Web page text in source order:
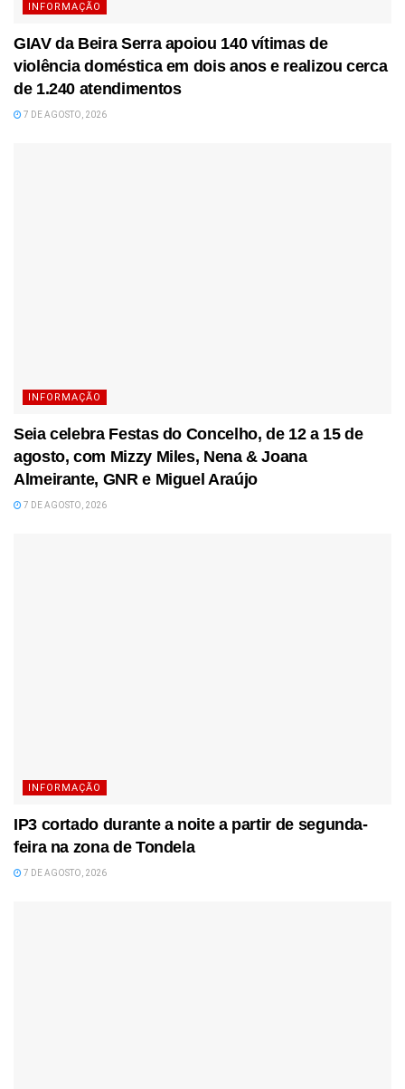
INFORMAÇÃO
GIAV da Beira Serra apoiou 140 vítimas de
violência doméstica em dois anos e realizou cerca
de 1.240 atendimentos
7 DE AGOSTO, 2026
INFORMAÇÃO
Seia celebra Festas do Concelho, de 12 a 15 de
agosto, com Mizzy Miles, Nena & Joana
Almeirante, GNR e Miguel Araújo
7 DE AGOSTO, 2026
INFORMAÇÃO
IP3 cortado durante a noite a partir de segunda-
feira na zona de Tondela
7 DE AGOSTO, 2026